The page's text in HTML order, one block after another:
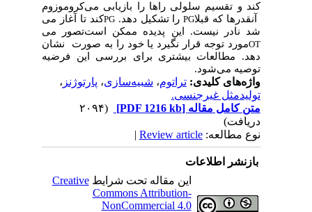
کروموزومها را بازیابی می کند و تقسیم سلولی را
آغاز میکند تاPGرا تشکیل دهد.PGآنقدرها که قبلا
تصور میشد نادر نیست. این پدیده ممکن است
مورد توجه قرار نگیرد یا خود را به صورتOT
نشان
دهد. مطالعات بیشتری برای بررسی این فرضیه
توصیه میشود.
واژه‌های کلیدی:تراتوم،شبیه‌سازی،پارتوژنز،
تولیدمثل غیرجنسی.
متن کامل مقاله[PDF 1216 kb]
(۲۰۹۴
دریافت)
نوع مطالعه:Review article
|
بازنشر اطلاعات
این مقاله تحت شرایطCreative
Commons Attribution-
NonCommercial 4.0